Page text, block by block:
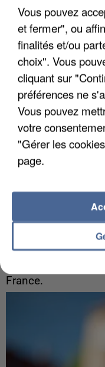
Son corps a été
5 août 2026
L’un des
interpellé en Algérie
France.
Vous pouvez
et fermer", ou
finalités et/ou
choix". Vous
cliquant sur
préférences ne
Vous pouvez
votre
"Gérer les
page.